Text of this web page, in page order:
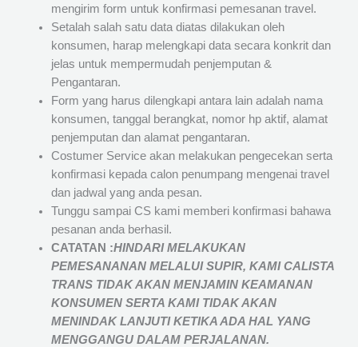
mengirim form untuk konfirmasi pemesanan travel.
Setalah salah satu data diatas dilakukan oleh
konsumen, harap melengkapi data secara konkrit dan
jelas untuk mempermudah penjemputan &
Pengantaran.
Form yang harus dilengkapi antara lain adalah nama
konsumen, tanggal berangkat, nomor hp aktif, alamat
penjemputan dan alamat pengantaran.
Costumer Service akan melakukan pengecekan serta
konfirmasi kepada calon penumpang mengenai travel
dan jadwal yang anda pesan.
Tunggu sampai CS kami memberi konfirmasi bahawa
pesanan anda berhasil.
CATATAN :HINDARI MELAKUKAN
PEMESANANAN MELALUI SUPIR, KAMICALISTA
TRANSTIDAK AKAN MENJAMINKEAMANAN
KONSUMEN SERTA KAMI TIDAK AKAN
MENINDAK LANJUTI KETIKA ADA HAL YANG
MENGGANGU DALAM PERJALANAN.